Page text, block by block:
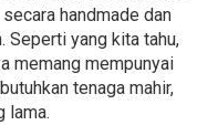
handmade dan
Seperti yang kita tahu,
memang mempunyai
tenaga mahir,
lama.